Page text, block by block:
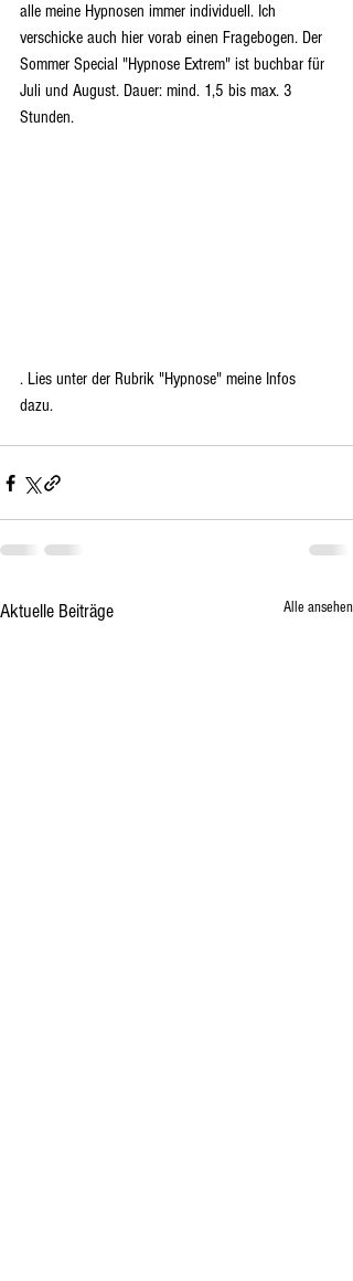
alle meine Hypnosen immer individuell. Ich
verschicke auch hier vorab einen Fragebogen. Der
Sommer Special "Hypnose Extrem" ist buchbar für
Juli und August. Dauer: mind. 1,5 bis max. 3
Stunden.
. Lies unter der Rubrik "Hypnose" meine Infos
dazu.
Aktuelle Beiträge Alle ansehen